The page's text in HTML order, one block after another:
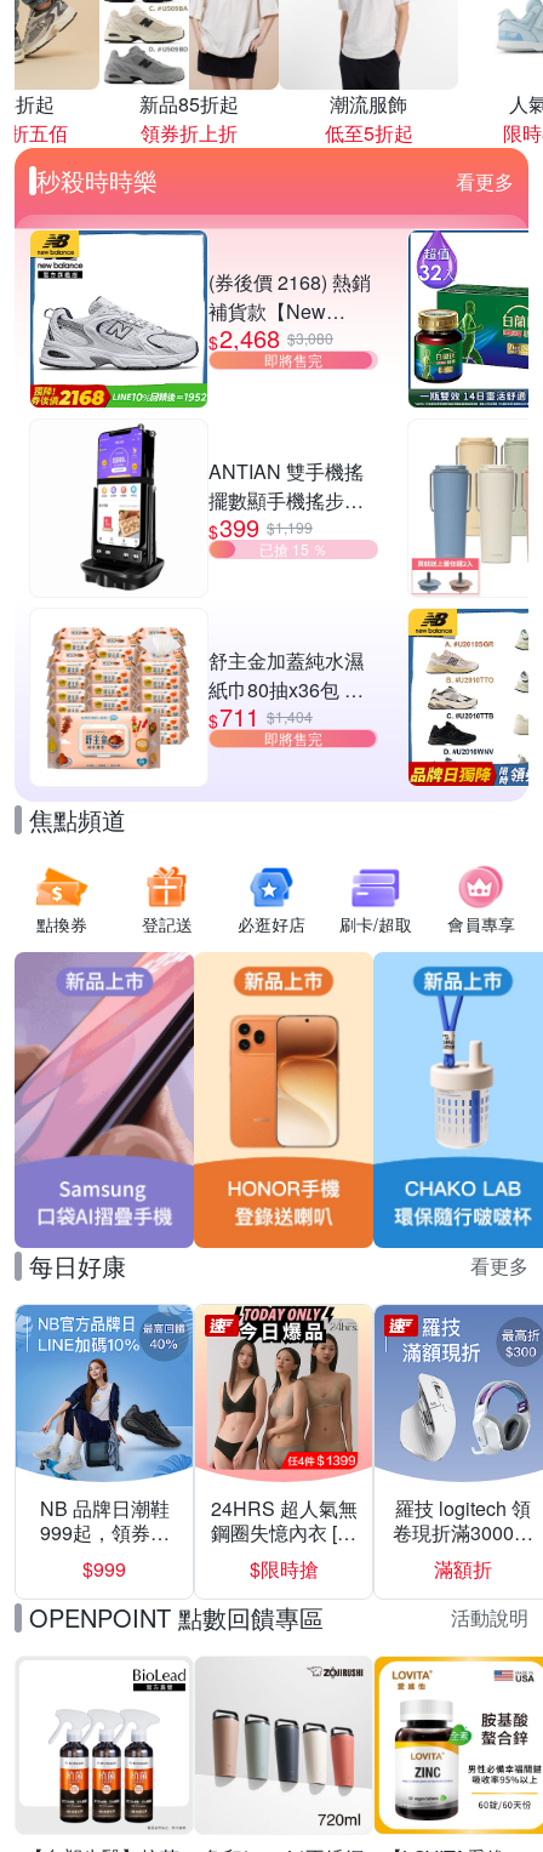
折起
折五佰
新品85折起
領券折上折
潮流服飾
低至5折起
人
限
秒殺時時樂 看更多
(券後價 2168) 熱銷
補貨款【New
Balance】復古運動
鞋_中性_白銀
$2,468 $3,080
即將售完
ANTIAN 雙手機搖
擺數顯手機搖步機
靜音自動計步器 搖
步器 刷步數神器 搖
$399 $1,199
已搶 15 ％
舒主金加蓋純水濕
紙巾80抽x36包 台
灣製 濕巾
$711 $1,404
即將售完
焦點頻道
點換券 登記送 必逛好店 刷卡/超取 會員專享
每日好康 看更多
NB 品牌日潮鞋
999起，領券折
上折 最高回饋
40%
$999
24HRS 超人氣無
鋼圈失憶內衣 [熱
銷好評]
$限時搶
羅技 logitech 領
卷現折滿3000折
300
滿額折
OPENPOINT 點數回饋專區 活動說明